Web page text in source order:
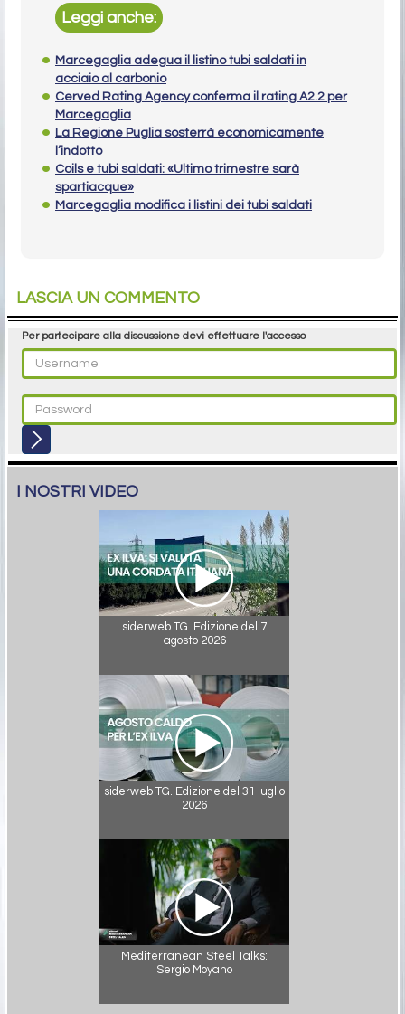
Leggi anche:
Marcegaglia adegua il listino tubi saldati in
acciaio al carbonio
Cerved Rating Agency conferma il rating A2.2 per
Marcegaglia
La Regione Puglia sosterrà economicamente
l’indotto
Coils e tubi saldati: «Ultimo trimestre sarà
spartiacque»
Marcegaglia modifica i listini dei tubi saldati
LASCIA UN COMMENTO
Per partecipare alla discussione devi effettuare l'accesso
I NOSTRI VIDEO
siderweb TG. Edizione del 7
agosto 2026
siderweb TG. Edizione del 31 luglio
2026
Mediterranean Steel Talks:
Sergio Moyano